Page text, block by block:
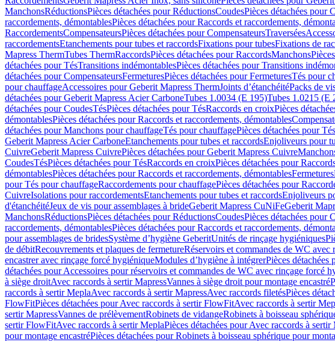
ManchonsRéductionsPièces détachées pour RéductionsCoudesPièces détachées pour
raccordements, démontablesPièces détachées pour Raccords et raccordements,
RaccordementsCompensateursPièces détachées pour CompensateursTraversées
raccordementsEtanchements pour tubes et raccordsFixations pour tubesFixations de
Mapress ThermTubes ThermRaccordsPièces détachées pour RaccordsManchons
détachées pour TésTransitions indémontablesPièces détachées pour Transitions
détachées pour CompensateursFermeturesPièces détachées pour FermeturesTés pour
pour chauffageAccessoires pour Geberit Mapress ThermJoints d’étanchéitéPacks de
détachées pour Geberit Mapress Acier CarboneTubes 1.0034 (E 195)Tubes 1.0215 (E
détachées pour CoudesTésPièces détachées pour TésRaccords en croixPièces
démontablesPièces détachées pour Raccords et raccordements, démontables
détachées pour Manchons pour chauffageTés pour chauffagePièces détachées pour
Geberit Mapress Acier CarboneEtanchements pour tubes et raccordsEnjoliveurs pour
CuivreGeberit Mapress CuivrePièces détachées pour Geberit Mapress Cuivre
CoudesTésPièces détachées pour TésRaccords en croixPièces détachées pour
démontablesPièces détachées pour Raccords et raccordements, démontablesFermetures
pour Tés pour chauffageRaccordements pour chauffagePièces détachées pour
CuivreIsolations pour raccordementsEtanchements pour tubes et raccordsEnjoliveurs
d'étanchéitéJeux de vis pour assemblages à brideGeberit Mapress CuNiFeGeberit
ManchonsRéductionsPièces détachées pour RéductionsCoudesPièces détachées pour
raccordements, démontablesPièces détachées pour Raccords et raccordements,
pour assemblages de bridesSystème d’hygiène GeberitUnités de rinçage hygiéniques
de débitRecouvrements et plaques de fermetureRéservoirs et commandes de WC
encastrer avec rinçage forcé hygiéniqueModules d’hygiène à intégrerPièces détachées
détachées pour Accessoires pour réservoirs et commandes de WC avec rinçage forcé
à siège droitAvec raccords à sertir MapressVannes à siège droit pour montage encastré
raccords à sertir MeplaAvec raccords à sertir MapressAvec raccords filetésPièces
FlowFitPièces détachées pour Avec raccords à sertir FlowFitAvec raccords à sertir
sertir MapressVannes de prélèvementRobinets de vidangeRobinets à boisseau
sertir FlowFitAvec raccords à sertir MeplaPièces détachées pour Avec raccords à sertir
pour montage encastréPièces détachées pour Robinets à boisseau sphérique pour